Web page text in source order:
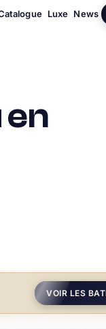
Luxe News
en
VOIR LES